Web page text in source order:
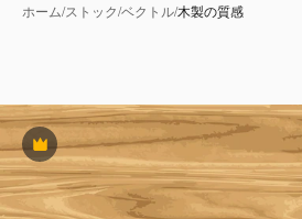
ホーム/ストック/ベクトル/木製の質感
Premium